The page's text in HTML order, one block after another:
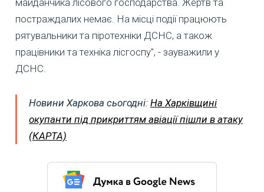
постраждалих немає. На місці події працюють
рятувальники та піротехніки ДСНС, а також
працівники та техніка лісгоспу", - зауважили у
ДСНС.
Новини Харкова сьогодні: На Харківщині
окупанти під прикриттям авіації пішли в атаку
(КАРТА)